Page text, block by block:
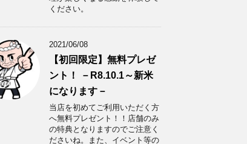
ください。
2021/06/08
【初回限定】無料プレゼ
ント！ －R8.10.1～新米
になります－
当店を初めてご利用いただく方
へ無料プレゼント！！店舗のみ
の特典となりますのでご注意く
ださいね。また、イベント等の